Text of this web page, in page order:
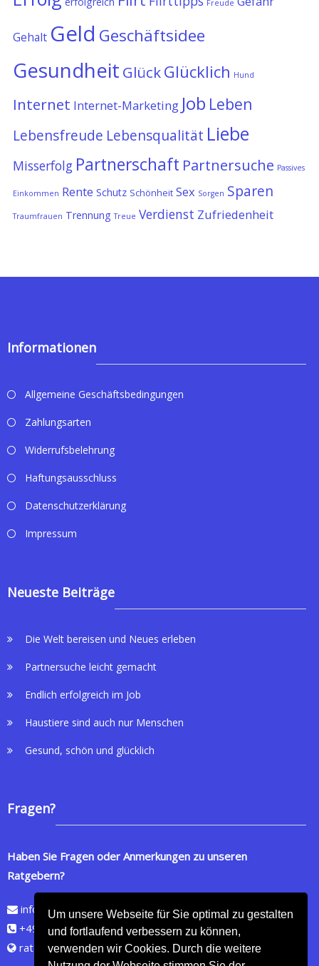
Um unsere Webseite für Sie optimal zu gestalten
und fortlaufend verbessern zu können,
verwenden wir Cookies. Durch die weitere
Freude
Gehalt Geld Geschäftsidee
Gesundheit GlückGlücklich Hund
Internet Internet-Marketing Job Leben
Lebensfreude Lebensqualität Liebe
Misserfolg Partnerschaft Partnersuche Passives
Einkommen Rente Schutz Schönheit Sex Sorgen Sparen
Traumfrauen Trennung Treue Verdienst Zufriedenheit
Informationen
Allgemeine Geschäftsbedingungen
Zahlungsarten
Widerrufsbelehrung
Haftungsausschluss
Datenschutzerklärung
Impressum
Neueste Beiträge
Die Welt bereisen und Neues erleben
Partnersuche leicht gemacht
Endlich erfolgreich im Job
Haustiere sind auch nur Menschen
Gesund, schön und glücklich
Fragen?
Haben Sie Fragen oder Anmerkungen zu unseren
Ratgebern?
info@ratgeberzeit.de
+49 (0)160 2072154
ratgeberzeit.de